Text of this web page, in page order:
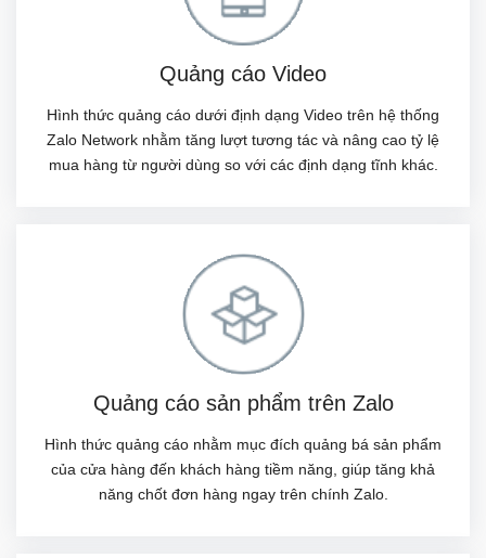
Quảng cáo Video
Hình thức quảng cáo dưới định dạng Video trên hệ thống
Zalo Network nhằm tăng lượt tương tác và nâng cao tỷ lệ
mua hàng từ người dùng so với các định dạng tĩnh khác.
Quảng cáo sản phẩm trên Zalo
Hình thức quảng cáo nhằm mục đích quảng bá sản phẩm
của cửa hàng đến khách hàng tiềm năng, giúp tăng khả
năng chốt đơn hàng ngay trên chính Zalo.